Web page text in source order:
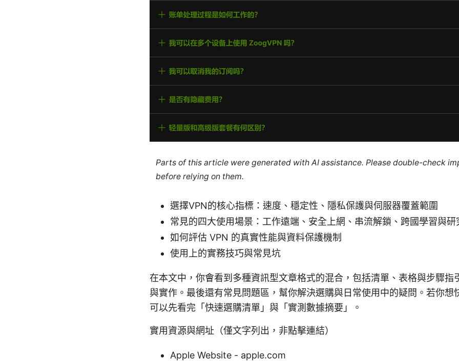
Parts of this article were generated with AI assistance. Please double-check
before relying on them.
選擇VPN的核心指標：速度、穩定性、隱私保護與伺服器覆蓋範圍
常見的四大使用場景：工作遠端、安全上網、串流解鎖、跨國學習與研
如何評估 VPN 的真實性能與資料保護機制
使用上的實務技巧與常見坑
在本文中，你會看到多種資訊型文章格式的混合，包括清單、表格與步驟指
與實作。最後還有常見問題區，幫你解決選購與日常使用中的疑問。若你想
可以先看完「快速選購清單」與「實測數據摘要」。
實用資源與網址（僅文字列出，非點擊連結）
Apple Website - apple.com